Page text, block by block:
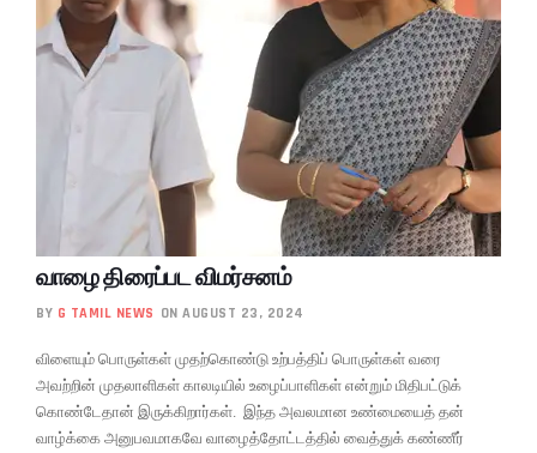
வாழை திரைப்பட விமர்சனம்
BY G TAMIL NEWS ON AUGUST 23, 2024
விளையும் பொருள்கள் முதற்கொண்டு உற்பத்திப் பொருள்கள் வரை
அவற்றின் முதலாளிகள் காலடியில் உழைப்பாளிகள் என்றும் மிதிபட்டுக்
கொண்டேதான் இருக்கிறார்கள். இந்த அவலமான உண்மையைத் தன்
வாழ்க்கை அனுபவமாகவே வாழைத்தோட்டத்தில் வைத்துக் கண்ணீர்